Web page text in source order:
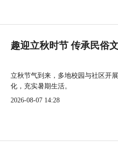
趣迎立秋时节 传承民俗
立秋节气到来，多地校园与社区开
化，充实暑期生活。
2026-08-07 14:28